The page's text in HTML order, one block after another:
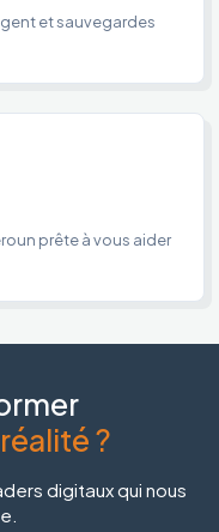
et sauvegardes
prête à vous aider
?
digitaux qui nous